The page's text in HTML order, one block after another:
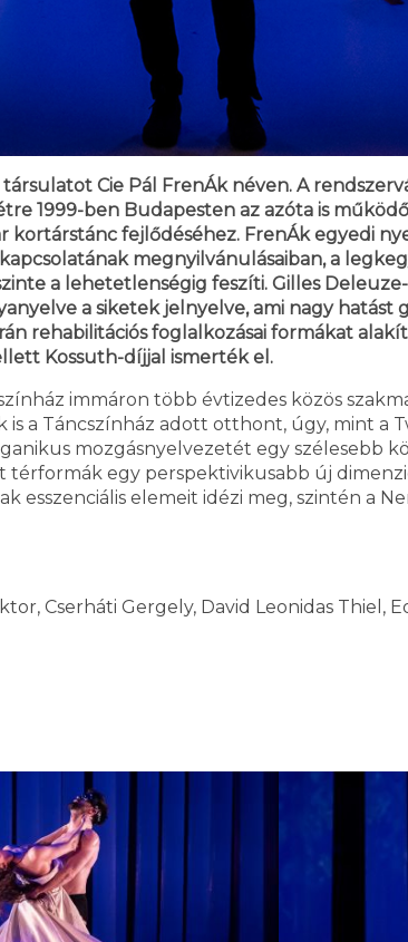
Cie Pál FrenÁk néven. A
1999-ben Budapesten az azóta is
fejlődéséhez. FrenÁk egyedi
megnyilvánulásaiban, a
a lehetetlenségig feszíti. Gilles
a siketek jelnyelve, ami nagy
rehabilitációs foglalkozásai formákat
Kossuth-díjjal ismerték el.
immáron több évtizedes közös
a Táncszínház adott otthont, úgy, mint a
mozgásnyelvezetét egy szélesebb
egy perspektivikusabb új
esszenciális elemeit idézi meg, szintén a
Cserháti Gergely, David Leonidas Thiel,